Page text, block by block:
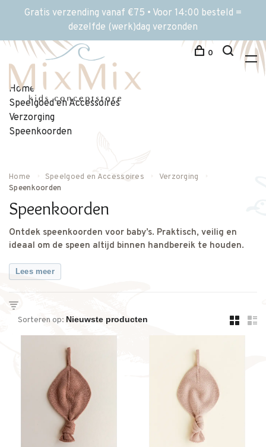
Gratis verzending vanaf €75 • Voor 14:00 besteld =
dezelfde (werk)dag verzonden
0
Home
Speelgoed en Accessoires
Verzorging
Speenkoorden
Home Speelgoed en Accessoires
Verzorging
Speenkoorden
Speenkoorden
Ontdek speenkoorden voor baby’s. Praktisch, veilig en
ideaal om de speen altijd binnen handbereik te houden.
Lees meer
Sorteren op: